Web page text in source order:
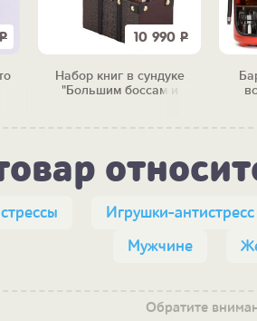
Р 10 990 Р
Набор книг в сундуке
"Большим боссам и
Игрушки-антистресс
Мужчине
Обратите